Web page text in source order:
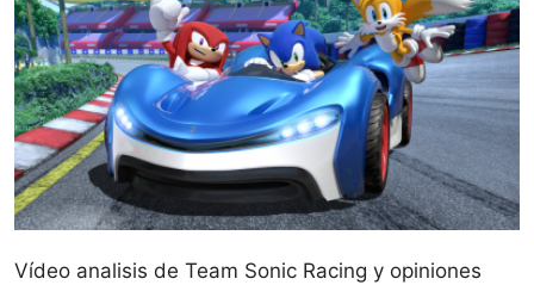
Vídeo analisis de Team Sonic Racing y opiniones